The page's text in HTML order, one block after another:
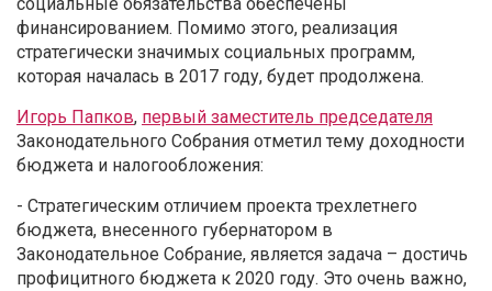
финансированием. Помимо этого, реализация
стратегически значимых социальных программ,
которая началась в 2017 году, будет продолжена.
Игорь Папков, первый заместитель председателя
Законодательного Собрания отметил тему доходности
бюджета и налогообложения:
- Стратегическим отличием проекта трехлетнего
бюджета, внесенного губернатором в
Законодательное Собрание, является задача – достичь
профицитного бюджета к 2020 году. Это очень важно,